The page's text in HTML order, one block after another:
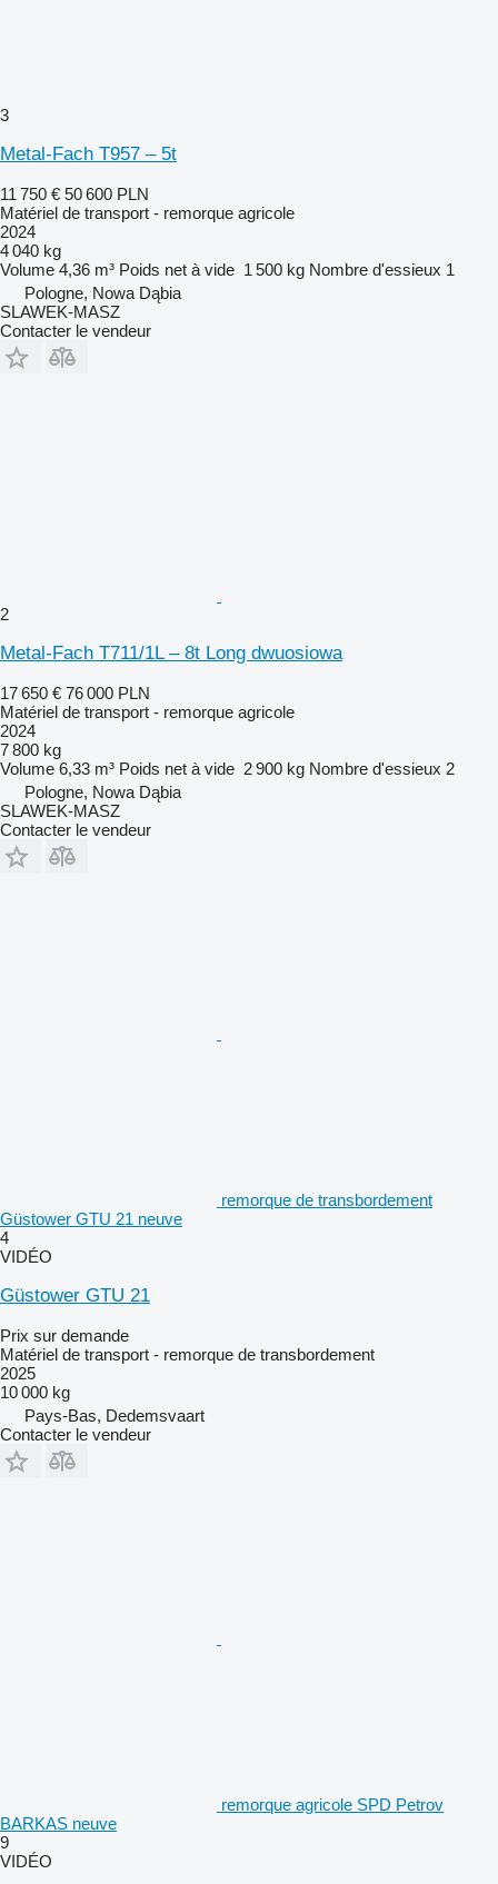
3
Metal-Fach T957 – 5t
11 750 € 50 600 PLN
Matériel de transport - remorque agricole
2024
4 040 kg
Volume 4,36 m³ Poids net à vide 1 500 kg Nombre d'essieux 1
Pologne, Nowa Dąbia
SLAWEK-MASZ
Contacter le vendeur
2
Metal-Fach T711/1L – 8t Long dwuosiowa
17 650 € 76 000 PLN
Matériel de transport - remorque agricole
2024
7 800 kg
Volume 6,33 m³ Poids net à vide 2 900 kg Nombre d'essieux 2
Pologne, Nowa Dąbia
SLAWEK-MASZ
Contacter le vendeur
remorque de transbordement
Güstower GTU 21 neuve
4
VIDÉO
Güstower GTU 21
Prix sur demande
Matériel de transport - remorque de transbordement
2025
10 000 kg
Pays-Bas, Dedemsvaart
Contacter le vendeur
remorque agricole SPD Petrov
BARKAS neuve
9
VIDÉO